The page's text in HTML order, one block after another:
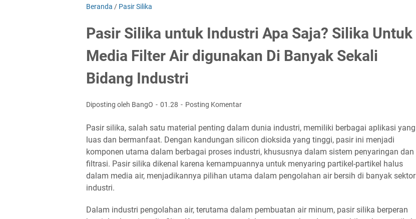
Beranda / Pasir Silika
Pasir Silika untuk Industri Apa Saja? Silika Untuk
Media Filter Air digunakan Di Banyak Sekali
Bidang Industri
Diposting oleh BangO 01.28 Posting Komentar
Pasir silika, salah satu material penting dalam dunia industri, memiliki berbagai aplikasi yang
luas dan bermanfaat. Dengan kandungan silicon dioksida yang tinggi, pasir ini menjadi
komponen utama dalam berbagai proses industri, khususnya dalam sistem penyaringan dan
filtrasi. Pasir silika dikenal karena kemampuannya untuk menyaring partikel-partikel halus
dalam media air, menjadikannya pilihan utama dalam pengolahan air bersih di banyak sektor
industri.
Dalam industri pengolahan air, terutama dalam pembuatan air minum, pasir silika berperan